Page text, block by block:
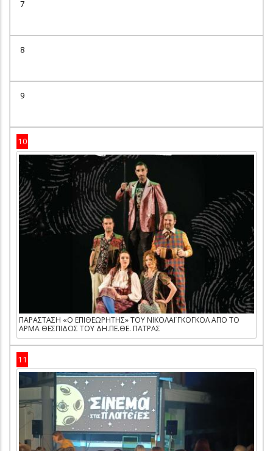
7
8
9
10
ΠΑΡΑΣΤΑΣΗ «Ο ΕΠΙΘΕΩΡΗΤΗΣ» ΤΟΥ ΝΙΚΟΛΑΪ ΓΚΟΓΚΟΛ ΑΠΟ ΤΟ
ΑΡΜΑ ΘΕΣΠΙΔΟΣ ΤΟΥ ΔΗ.ΠΕ.ΘΕ. ΠΑΤΡΑΣ
11